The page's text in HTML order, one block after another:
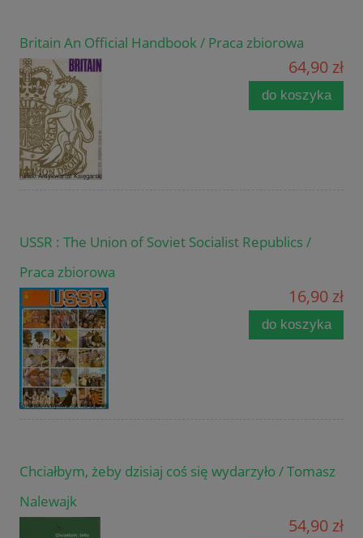
Britain An Official Handbook / Praca zbiorowa
64,90 zł
do koszyka
USSR : The Union of Soviet Socialist Republics /
Praca zbiorowa
16,90 zł
do koszyka
Chciałbym, żeby dzisiaj coś się wydarzyło / Tomasz
Nalewajk
54,90 zł